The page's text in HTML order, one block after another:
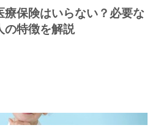
療保険はいらない？必要な
の特徴を解説